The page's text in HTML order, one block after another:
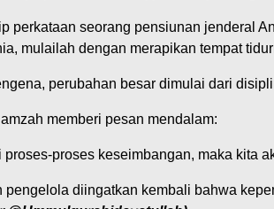
perkataan seorang pensiunan jenderal
mulailah dengan merapikan tempat
perubahan besar dimulai dari
memberi pesan mendalam:
proses keseimbangan, maka kita
pengelola diingatkan kembali bahwa